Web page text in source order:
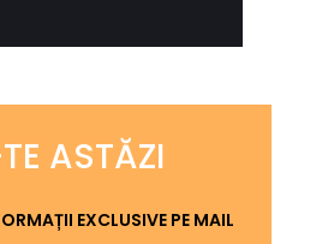
ASTĂZI
EXCLUSIVE PE MAIL